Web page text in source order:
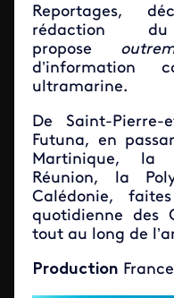
Reportages,
rédaction
propose
d’information
ultramarine.
De Saint-
Futuna, en
Martinique, la
Réunion, la
Calédonie,
quotidienne des
tout au long de
Production